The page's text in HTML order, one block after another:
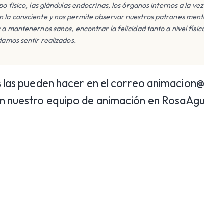
físico, las glándulas endocrinas, los órganos internos a la
la consciente y nos permite observar nuestros patrones
a mantenernos sanos, encontrar la felicidad tanto a nivel
sentir realizados.
las pueden hacer en el correo
nuestro equipo de animación en